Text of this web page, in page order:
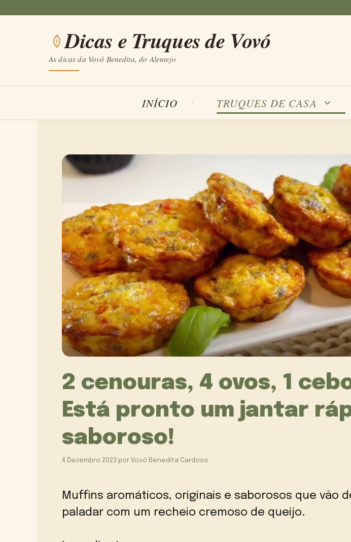
conteúdo
Dicas e Truques de Vovó
As dicas da Vovó Benedita, do Alentejo
INÍCIO TRUQUES DE CASA
2 cenouras, 4 ovos, 1
Está pronto um jantar
saboroso!
4 Dezembro 2023 por Vovó Benedita Cardoso
Muffins aromáticos, originais e saborosos que vão
paladar com um recheio cremoso de queijo.